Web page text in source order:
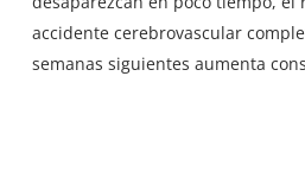
accidente cerebrovascular
semanas siguientes aumenta